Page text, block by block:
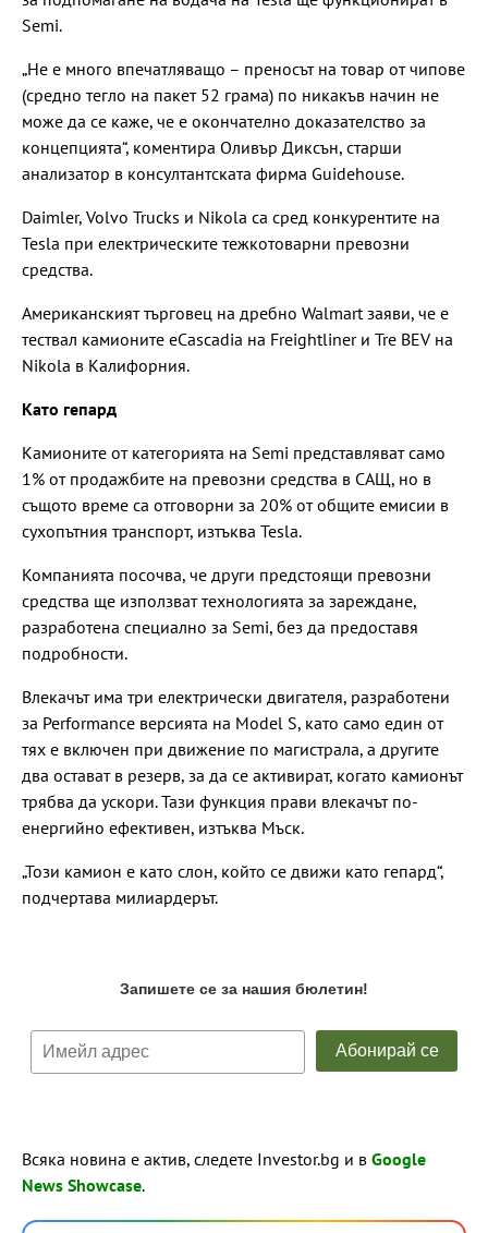
Semi.
„Не е много впечатляващо – преносът на товар от чипове
(средно тегло на пакет 52 грама) по никакъв начин не
може да се каже, че е окончателно доказателство за
концепцията“, коментира Оливър Диксън, старши
анализатор в консултантската фирма Guidehouse.
Daimler, Volvo Trucks и Nikola са сред конкурентите на
Tesla при електрическите тежкотоварни превозни
средства.
Американският търговец на дребно Walmart заяви, че е
тествал камионите eCascadia на Freightliner и Tre BEV на
Nikola в Калифорния.
Като гепард
Камионите от категорията на Semi представляват само
1% от продажбите на превозни средства в САЩ, но в
същото време са отговорни за 20% от общите емисии в
сухопътния транспорт, изтъква Tesla.
Компанията посочва, че други предстоящи превозни
средства ще използват технологията за зареждане,
разработена специално за Semi, без да предоставя
подробности.
Влекачът има три електрически двигателя, разработени
за Performance версията на Model S, като само един от
тях е включен при движение по магистрала, а другите
два остават в резерв, за да се активират, когато камионът
трябва да ускори. Тази функция прави влекачът по-
енергийно ефективен, изтъква Мъск.
„Този камион е като слон, който се движи като гепард“,
подчертава милиардерът.
Всяка новина е актив, следете Investor.bg и в Google
News Showcase.